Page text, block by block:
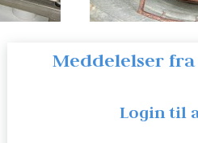
Meddelelser
Login til